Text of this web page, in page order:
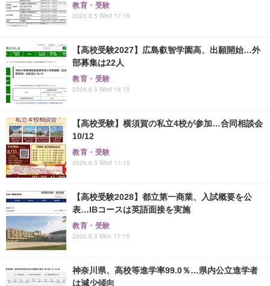
教育・受験
2026.8.5 Wed 17:15
【高校受験2027】広島叡智学園高、出願開始…外
部募集は22人
教育・受験
2026.8.5 Wed 16:15
【高校受験】横須賀の私立4校が参加…合同相談会
10/12
教育・受験
2026.8.5 Wed 11:15
【高校受験2028】都立第一商業、入試概要を公
表…IBコースは英語面接を実施
教育・受験
2026.8.3 Mon 17:15
神奈川県、高校等進学率99.0％…県内公立進学者
は減少傾向